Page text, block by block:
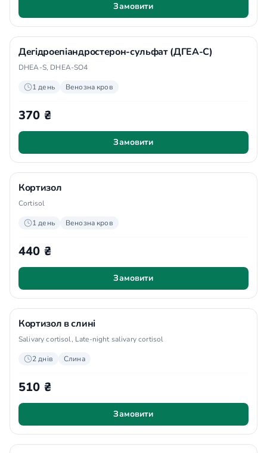
Замовити
Дегідроепіандростерон-сульфат (ДГЕА-С)
DHEA-S, DHEA-SO4
1 день Венозна кров
370 ₴
Замовити
Кортизол
Cortisol
1 день Венозна кров
440 ₴
Замовити
Кортизол в слині
Salivary cortisol, Late-night salivary cortisol
2 днів Слина
510 ₴
Замовити